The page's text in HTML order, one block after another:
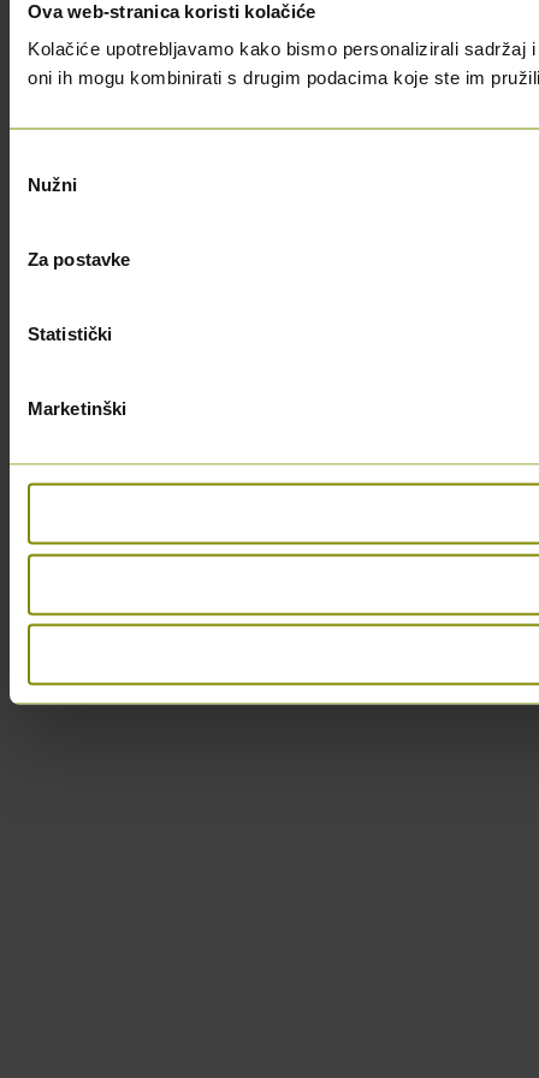
Ova web-stranica koristi kolačiće
Kolačiće upotrebljavamo kako bismo personalizirali
oni ih mogu kombinirati s drugim podacima koje ste im
pristanka
Nužni
Za postavke
Statistički
Marketinški